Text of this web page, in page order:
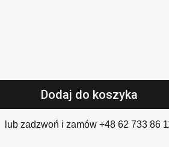
Dodaj do koszyka
lub zadzwoń i zamów+48 62 733 86